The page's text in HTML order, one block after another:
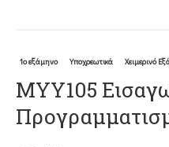
1ο εξάμηνο Υποχρεωτικά Χειμερινό
ΜΥΥ105